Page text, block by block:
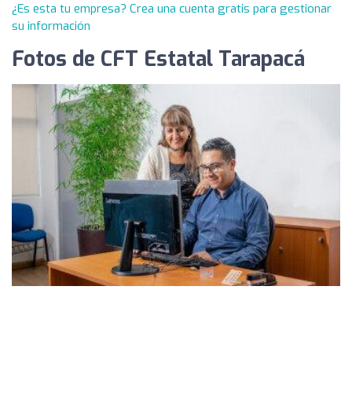
¿Es esta tu empresa? Crea una cuenta gratis para gestionar
su información
Fotos de CFT Estatal Tarapacá